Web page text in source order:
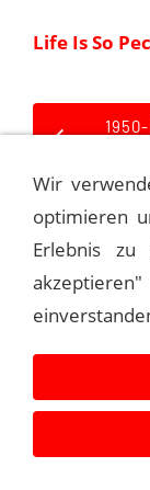
Life Is So
Wir
optimieren
Erlebnis